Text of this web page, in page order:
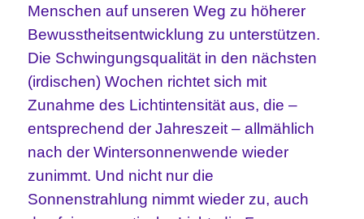
Menschen auf unseren Weg zu höherer
Bewusstheitsentwicklung zu unterstützen.
Die Schwingungsqualität in den nächsten
(irdischen) Wochen richtet sich mit
Zunahme des Lichtintensität aus, die –
entsprechend der Jahreszeit – allmählich
nach der Wintersonnenwende wieder
zunimmt. Und nicht nur die
Sonnenstrahlung nimmt wieder zu, auch